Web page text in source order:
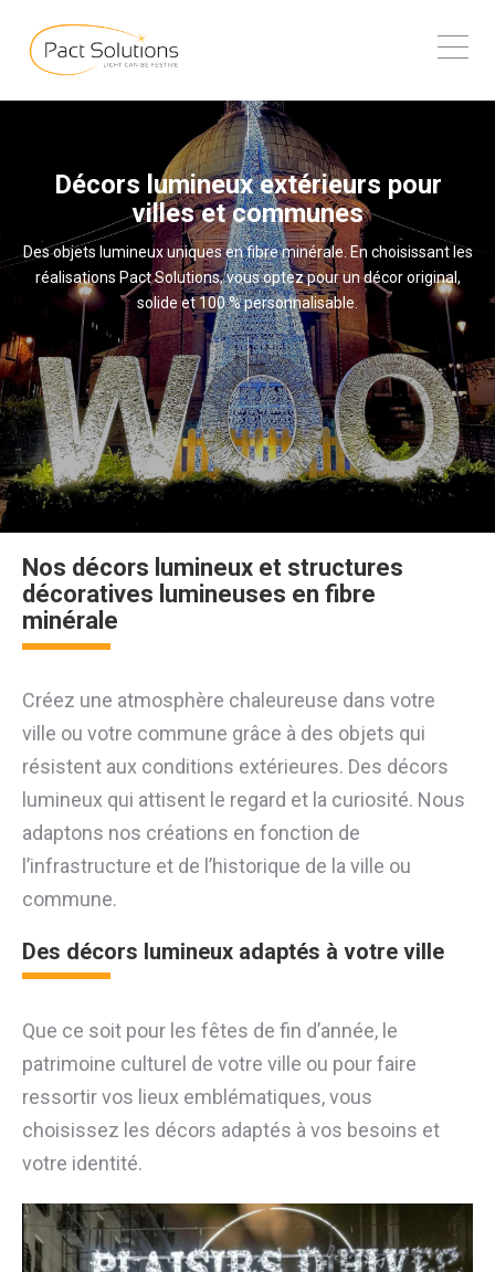
Décors lumineux extérieurs pour
villes et communes
Des objets lumineux uniques en fibre minérale. En choisissant les
réalisations Pact Solutions, vous optez pour un décor original,
solide et 100 % personnalisable.
Nos décors lumineux et structures
décoratives lumineuses en fibre
minérale
Créez une atmosphère chaleureuse dans votre
ville ou votre commune grâce à des objets qui
résistent aux conditions extérieures. Des décors
lumineux qui attisent le regard et la curiosité. Nous
adaptons nos créations en fonction de
l’infrastructure et de l’historique de la ville ou
commune.
Des décors lumineux adaptés à votre ville
Que ce soit pour les fêtes de fin d’année, le
patrimoine culturel de votre ville ou pour faire
ressortir vos lieux emblématiques, vous
choisissez les décors adaptés à vos besoins et
votre identité.